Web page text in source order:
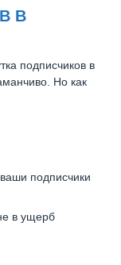
В
подписчиков в
Но как
подписчики
в ущерб